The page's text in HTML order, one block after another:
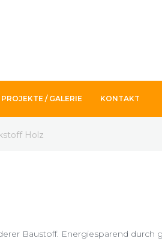
PROJEKTE / GALERIE KONTAKT
Holz
Baustoff. Energiesparend